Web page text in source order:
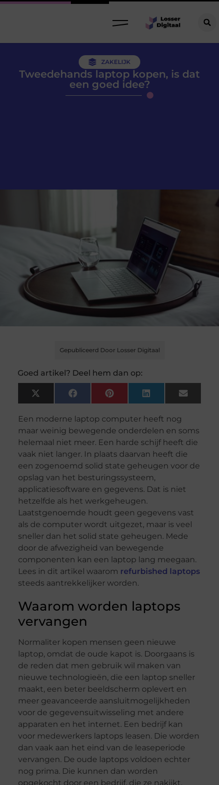
ZAKELIJK
Tweedehands laptop kopen, is dat
een goed idee?
Gepubliceerd Door Losser Digitaal
Goed artikel? Deel hem dan op:
X
(Twitter)
FacebookPinterest LinkedIn Email
Een moderne laptop computer heeft nog
maar weinig bewegende onderdelen en soms
helemaal niet meer. Een harde schijf heeft die
vaak niet langer. In plaats daarvan heeft die
een zogenoemd solid state geheugen voor de
opslag van het besturingssysteem,
applicatiesoftware en gegevens. Dat is niet
hetzelfde als het werkgeheugen.
Laatstgenoemde houdt geen gegevens vast
als de computer wordt uitgezet, maar is veel
sneller dan het solid state geheugen. Mede
door de afwezigheid van bewegende
componenten kan een laptop lang meegaan.
Lees in dit artikel waarom refurbished laptops
steeds aantrekkelijker worden.
Waarom worden laptops
vervangen
Normaliter kopen mensen geen nieuwe
laptop, omdat de oude kapot is. Doorgaans is
de reden dat men gebruik wil maken van
nieuwe technologieën, die een laptop sneller
maakt, een beter beeldscherm oplevert en
meer geavanceerde aansluitmogelijkheden
voor de gegevensuitwisseling met andere
apparaten en het internet. Een bedrijf kan
voor medewerkers laptops leasen. Die worden
dan vaak aan het eind van de leaseperiode
vervangen. De oude laptops voldoen echter
nog prima. Die kunnen dan worden
opgekocht door een bedrijf, die ze nakijkt,